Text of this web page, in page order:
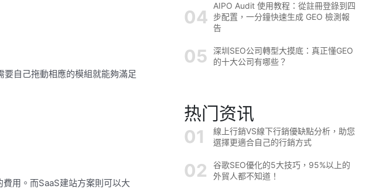
自己拖動相應的模組就能夠滿足
用。而SaaS建站方案則可以大
AIPO Audit 使用教程：從註冊登錄到四
步配置，一分鐘快速生成 GEO 檢測報
告
深圳SEO公司轉型大摸底：真正懂GEO
的十大公司有哪些？
热门资讯
線上行銷VS線下行銷優缺點分析，助您
選擇更適合自己的行銷方式
谷歌SEO優化的5大技巧，95%以上的
外貿人都不知道！